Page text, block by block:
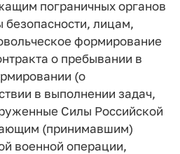
пограничных органов
лицам,
формирование
о пребывании в
(о
в выполнении задач,
Силы Российской
(принимавшим)
военной операции,